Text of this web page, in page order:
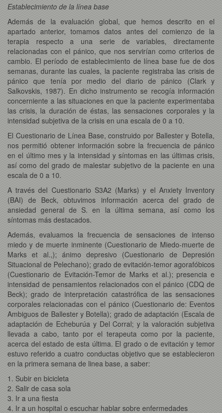
Establecimiento de la línea base
Además de la evaluación global, que hemos descrito en el
apartado anterior, tomamos datos antes del comienzo de la
terapia respecto a una serie de variables, directamente
relacionadas con el pánico, que nos servirían como criterios de
cambio. El período de establecimiento de línea base fue de dos
semanas, durante las cuales, la paciente registraba las crisis de
pánico que tenía por medio del diario de pánico (Clark y
Salkovskis, 1987). En dicho instrumento se recogía información
concerniente a las situaciones en que la paciente experimentaba
las crisis, la duración de éstas, las sensaciones corporales y la
intensidad subjetiva de la crisis en una escala de 0 a 10.
El Cuestionario de Línea Base, construido por Ballester y Botella,
nos permitió obtener información sobre la frecuencia de pánico
en el último mes y la intensidad y síntomas en las últimas crisis,
así como del grado de malestar subjetivo de la paciente en una
escala de 0 a 10.
A través del Cuestionario S3A2 (Marks) y el Anxiety Inventory
(BAI) de Beck, obtuvimos información acerca del grado de
ansiedad general de S. en la última semana, así como los
síntomas más destacados.
Además, evaluamos la frecuencia de sensaciones de intenso
miedo y de muerte inminente (Cuestionario de Miedo-muerte de
Marks et al.,); ánimo depresivo (Cuestionario de Depresión
Situacional de Pelechano); grado de evitación-temor agorafóbicos
(Cuestionario de Evitación-Temor de Marks et al.); presencia e
intensidad de pensamientos relacionados con el pánico (CDQ de
Beck); grado de interpretación catastrófica de las sensaciones
corporales relacionadas con el pánico (Cuestionario de: Eventos
Ambiguos de Ballester y Botella); grado de adaptación (Escala de
adaptación de Echeburúa y Del Corral; y la valoración subjetiva
llevada a cabo, tanto por el terapeuta como por la paciente,
acerca del estado de esta última. El grado o de evitación y temor
estuvo referido a cuatro conductas objetivo que se establecieron
en la primera semana de linea base, a saber:
1. Subir en bicicleta
2. Salir de casa sola
3. Ir a una fiesta
4. Ir a un hospital o escuchar hablar sobre enfermedades